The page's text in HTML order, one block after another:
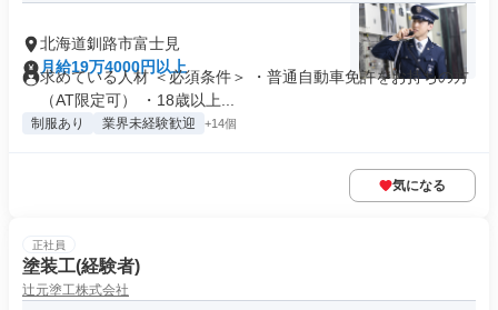
北海道釧路市富士見
月給19万4000円以上
求めている人材 ＜必須条件＞ ・普通自動車免許をお持ちの方
（AT限定可） ・18歳以上...
制服あり 業界未経験歓迎 +14個
気になる
正社員
塗装工(経験者)
辻元塗工株式会社